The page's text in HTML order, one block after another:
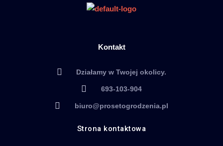
Kontakt
Działamy w Twojej okolicy.
693-103-904
biuro@prosetogrodzenia.pl
Strona kontaktowa